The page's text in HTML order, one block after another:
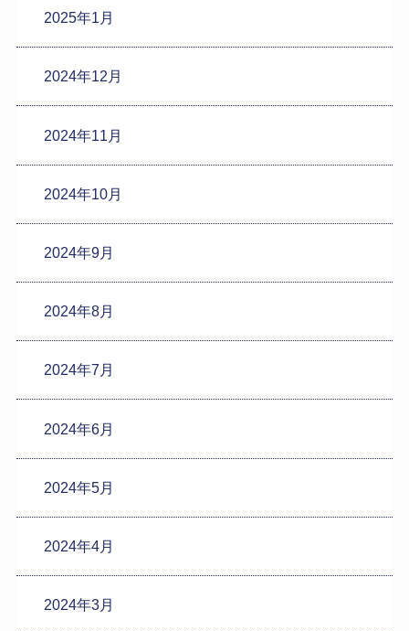
2025年1月
2024年12月
2024年11月
2024年10月
2024年9月
2024年8月
2024年7月
2024年6月
2024年5月
2024年4月
2024年3月